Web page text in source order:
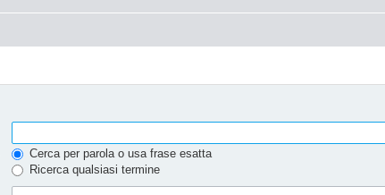
Cerca per parola o usa frase esatta
Ricerca qualsiasi termine